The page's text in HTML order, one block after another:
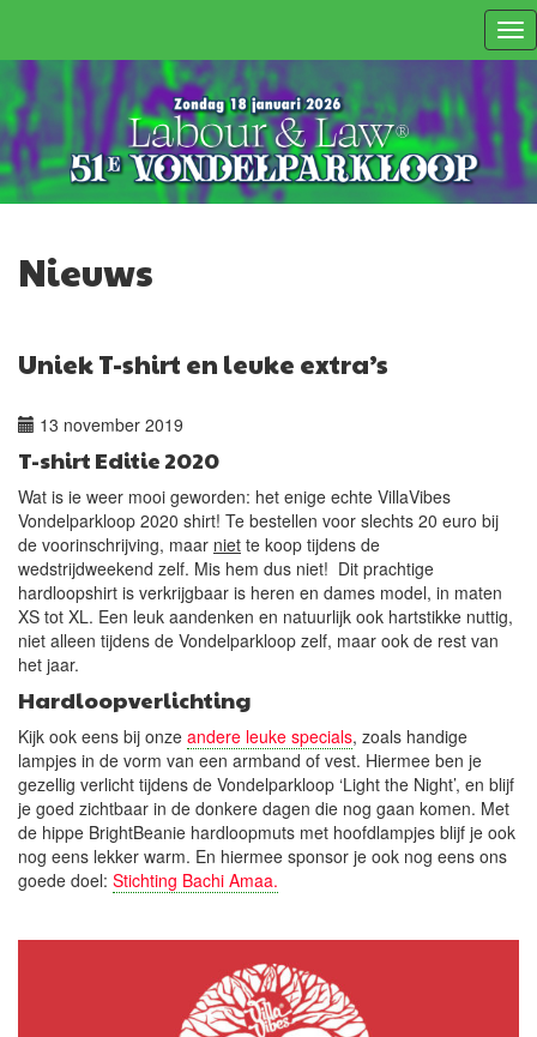
Nieuws
Uniek T-shirt en leuke extra’s
13 november 2019
T-shirt Editie 2020
Wat is ie weer mooi geworden: het enige echte VillaVibes
Vondelparkloop 2020 shirt! Te bestellen voor slechts 20 euro bij
de voorinschrijving, maar niet te koop tijdens de
wedstrijdweekend zelf. Mis hem dus niet! Dit prachtige
hardloopshirt is verkrijgbaar is heren en dames model, in maten
XS tot XL. Een leuk aandenken en natuurlijk ook hartstikke nuttig,
niet alleen tijdens de Vondelparkloop zelf, maar ook de rest van
het jaar.
Hardloopverlichting
Kijk ook eens bij onze andere leuke specials, zoals handige
lampjes in de vorm van een armband of vest. Hiermee ben je
gezellig verlicht tijdens de Vondelparkloop ‘Light the Night’, en blijf
je goed zichtbaar in de donkere dagen die nog gaan komen. Met
de hippe BrightBeanie hardloopmuts met hoofdlampjes blijf je ook
nog eens lekker warm. En hiermee sponsor je ook nog eens ons
goede doel: Stichting Bachi Amaa.